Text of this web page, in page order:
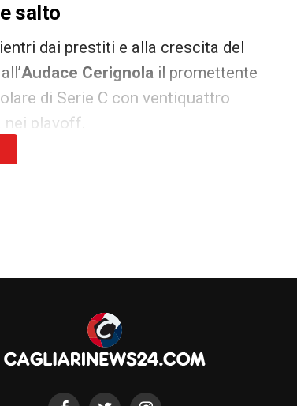
salto
dai prestiti e alla crescita del
Audace Cerignola il promettente
di Serie C con ventiquattro
nei playoff.
molto positive in Puglia e si candida